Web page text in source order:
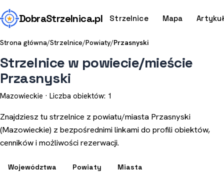
DobraStrzelnica.pl Strzelnice Mapa
Strona główna/Strzelnice/Powiaty/Przasnyski
Strzelnice w powiecie/mieście
Przasnyski
Mazowieckie · Liczba obiektów: 1
Znajdziesz tu strzelnice z powiatu/miasta Przasnyski
(Mazowieckie) z bezpośrednimi linkami do profili obiektów,
cenników i możliwości rezerwacji.
Województwa Powiaty Miasta